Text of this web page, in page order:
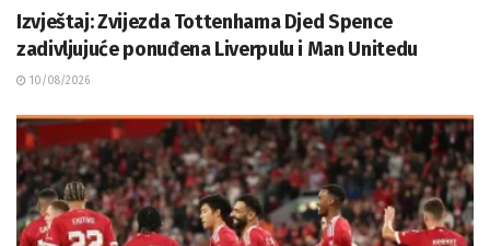
Izvještaj: Zvijezda Tottenhama Djed Spence
zadivljujuće ponuđena Liverpulu i Man Unitedu
10/08/2026